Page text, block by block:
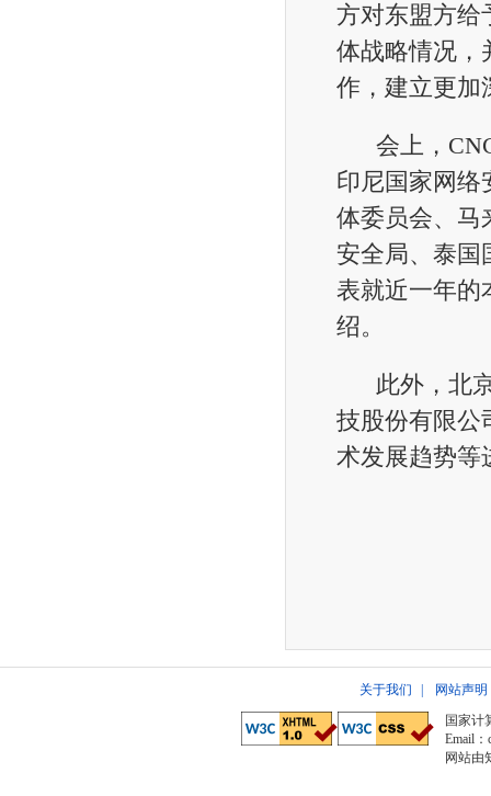
方对东盟方给
体战略情况，
作，建立更加
会上，
印尼国家网络
体委员会、马
安全局、泰国
表就近一年的
绍。
此外，北京
技股份有限公
术发展趋势等
关于我们
网站声明
国家计
Email
网站由